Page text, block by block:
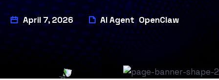
April 7, 2026 AI Agent,OpenClaw